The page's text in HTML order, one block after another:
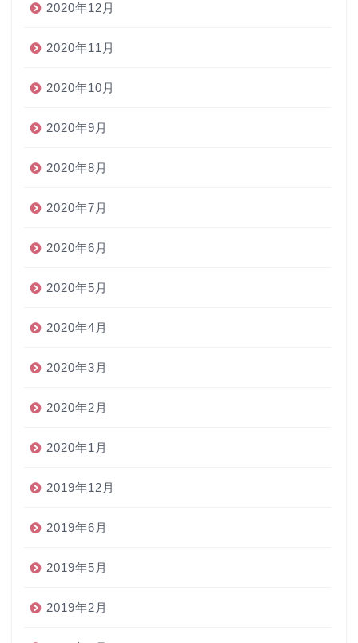
2020年12月
2020年11月
2020年10月
2020年9月
2020年8月
2020年7月
2020年6月
2020年5月
2020年4月
2020年3月
2020年2月
2020年1月
2019年12月
2019年6月
2019年5月
2019年2月